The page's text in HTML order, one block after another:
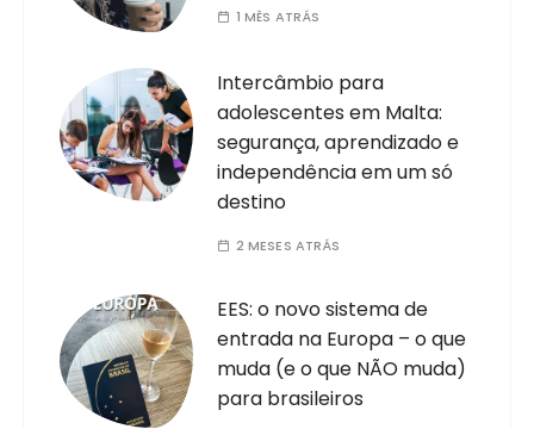
1 MÊS ATRÁS
Intercâmbio para
adolescentes em Malta:
segurança, aprendizado e
independência em um só
destino
2 MESES ATRÁS
EES: o novo sistema de
entrada na Europa – o que
muda (e o que NÃO muda)
para brasileiros